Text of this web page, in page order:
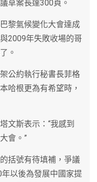
草案長達300頁。
黎氣候變化大會達成
2009年失敗收場的哥
。
公約執行秘書長菲格
哈根更為有希望時，
文斯表示：“我感到
會。”
括號有待填補，爭議
以後為發展中國家提